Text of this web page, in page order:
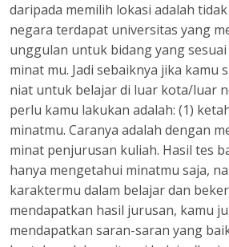
daripada memilih lokasi adalah
negara terdapat universitas yang
unggulan untuk bidang yang
minat mu. Jadi sebaiknya jika kamu
niat untuk belajar di luar kota/luar
perlu kamu lakukan adalah: (1)
minatmu. Caranya adalah dengan
minat penjurusan kuliah. Hasil tes
hanya mengetahui minatmu saja,
karaktermu dalam belajar dan
mendapatkan hasil jurusan, kamu
mendapatkan saran-saran yang